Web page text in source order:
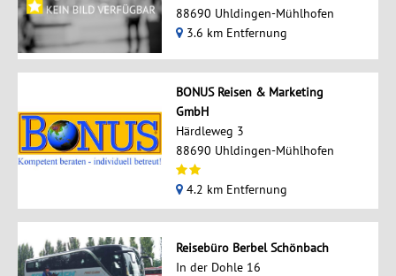
88690 Uhldingen-Mühlhofen
3.6 km Entfernung
BONUS Reisen & Marketing
GmbH
Härdleweg 3
88690 Uhldingen-Mühlhofen
4.2 km Entfernung
Reisebüro Berbel Schönbach
In der Dohle 16